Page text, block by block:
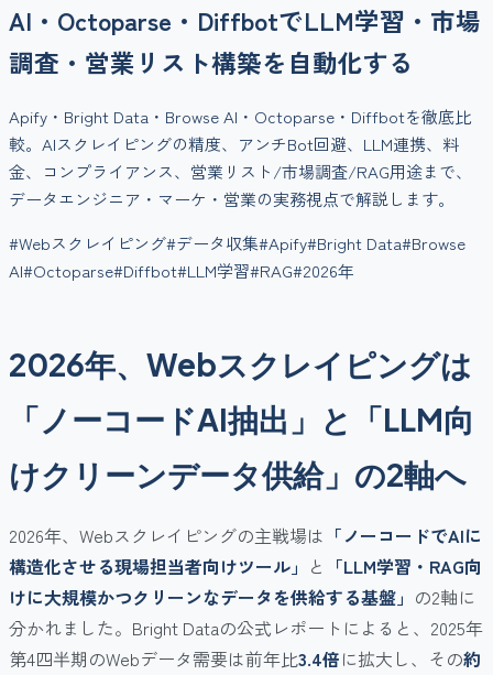
AI・Octoparse・DiffbotでLLM学習・市場
調査・営業リスト構築を自動化する
Apify・Bright Data・Browse AI・Octoparse・Diffbotを徹底比
較。AIスクレイピングの精度、アンチBot回避、LLM連携、料
金、コンプライアンス、営業リスト/市場調査/RAG用途まで、
データエンジニア・マーケ・営業の実務視点で解説します。
#Webスクレイピング#データ収集#Apify#Bright Data#Browse
AI#Octoparse#Diffbot#LLM学習#RAG#2026年
2026年、Webスクレイピングは
「ノーコードAI抽出」と「LLM向
けクリーンデータ供給」の2軸へ
2026年、Webスクレイピングの主戦場は 「ノーコードでAIに
構造化させる現場担当者向けツール」 と 「LLM学習・RAG向
けに大規模かつクリーンなデータを供給する基盤」 の2軸に
分かれました。Bright Dataの公式レポートによると、2025年
第4四半期のWebデータ需要は前年比3.4倍に拡大し、その約